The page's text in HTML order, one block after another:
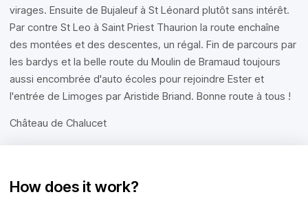
virages. Ensuite de Bujaleuf à St Léonard plutôt sans intérêt.
Par contre St Leo à Saint Priest Thaurion la route enchaîne
des montées et des descentes, un régal. Fin de parcours par
les bardys et la belle route du Moulin de Bramaud toujours
aussi encombrée d'auto écoles pour rejoindre Ester et
l'entrée de Limoges par Aristide Briand. Bonne route à tous !
Château de Chalucet
How does it work?